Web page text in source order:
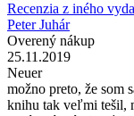
Recenzia z iného
Peter Juhár
Overený nákup
25.11.2019
Neuer
možno preto, že som
knihu tak veľmi tešil,